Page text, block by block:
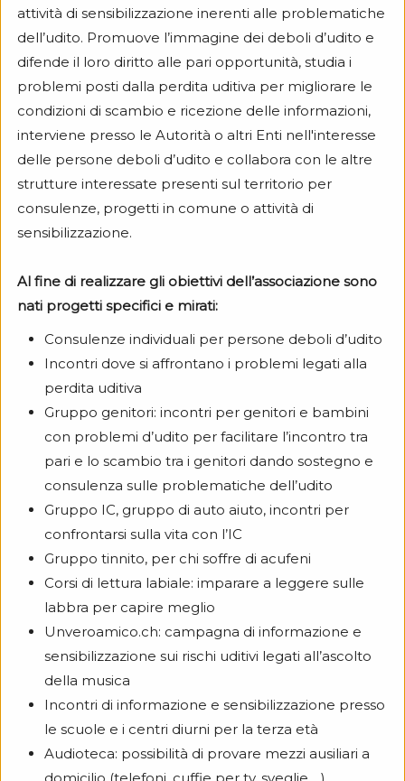
attività di sensibilizzazione inerenti alle problematiche
dell’udito. Promuove l’immagine dei deboli d’udito e
difende il loro diritto alle pari opportunità, studia i
problemi posti dalla perdita uditiva per migliorare le
condizioni di scambio e ricezione delle informazioni,
interviene presso le Autorità o altri Enti nell'interesse
delle persone deboli d’udito e collabora con le altre
strutture interessate presenti sul territorio per
consulenze, progetti in comune o attività di
sensibilizzazione.
Al fine di realizzare gli obiettivi dell’associazione sono
nati progetti specifici e mirati:
Consulenze individuali per persone deboli d’udito
Incontri dove si affrontano i problemi legati alla
perdita uditiva
Gruppo genitori: incontri per genitori e bambini
con problemi d’udito per facilitare l’incontro tra
pari e lo scambio tra i genitori dando sostegno e
consulenza sulle problematiche dell’udito
Gruppo IC, gruppo di auto aiuto, incontri per
confrontarsi sulla vita con l’IC
Gruppo tinnito, per chi soffre di acufeni
Corsi di lettura labiale: imparare a leggere sulle
labbra per capire meglio
Unveroamico.ch: campagna di informazione e
sensibilizzazione sui rischi uditivi legati all’ascolto
della musica
Incontri di informazione e sensibilizzazione presso
le scuole e i centri diurni per la terza età
Audioteca: possibilità di provare mezzi ausiliari a
domicilio (telefoni, cuffie per tv, sveglie,…)